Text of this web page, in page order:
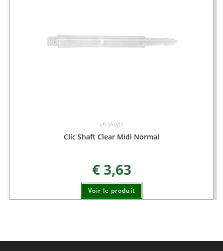
eh shafts
Clic Shaft Clear Midi Normal
€3,63
Voir le produit